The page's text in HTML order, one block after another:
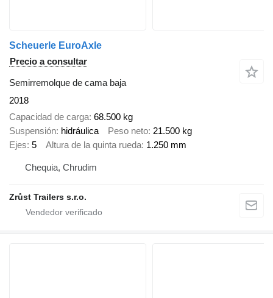
Scheuerle EuroAxle
Precio a consultar
Semirremolque de cama baja
2018
Capacidad de carga 68.500 kg
Suspensión hidráulica Peso neto 21.500 kg
Ejes 5 Altura de la quinta rueda 1.250 mm
Chequia, Chrudim
Zrůst Trailers s.r.o.